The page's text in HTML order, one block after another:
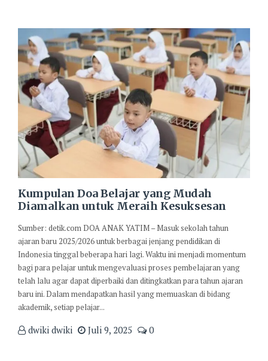
Kumpulan Doa Belajar yang Mudah
Diamalkan untuk Meraih Kesuksesan
Sumber: detik.com DOA ANAK YATIM – Masuk sekolah tahun
ajaran baru 2025/2026 untuk berbagai jenjang pendidikan di
Indonesia tinggal beberapa hari lagi. Waktu ini menjadi momentum
bagi para pelajar untuk mengevaluasi proses pembelajaran yang
telah lalu agar dapat diperbaiki dan ditingkatkan para tahun ajaran
baru ini. Dalam mendapatkan hasil yang memuaskan di bidang
akademik, setiap pelajar...
dwiki dwiki Juli 9, 2025 0